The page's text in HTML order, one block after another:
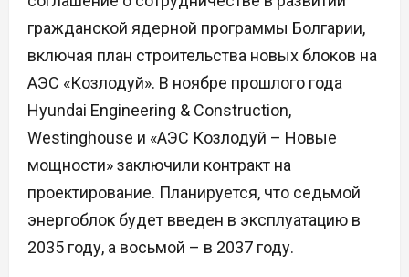
гражданской ядерной программы Болгарии,
включая план строительства новых блоков на
АЭС «Козлодуй». В ноябре прошлого года
Hyundai Engineering & Construction,
Westinghouse и «АЭС Козлодуй – Новые
мощности» заключили контракт на
проектирование. Планируется, что седьмой
энергоблок будет введен в эксплуатацию в
2035 году, а восьмой – в 2037 году.